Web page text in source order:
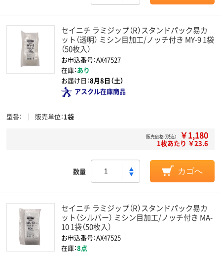
セイニチ ラミジップ（R）スタンドパック易カ
ット（透明） ミシン目加工/ノッチ付き MY-9 1袋
（50枚入）
お申込番号：AX47527
在庫：あり
お届け日：8月8日（土）
アスクル在庫商品
型番 販売単位 1袋
販売価格（税込） ￥1,180
1枚あたり ￥23.6
数量 カゴへ
セイニチ ラミジップ（R）スタンドパック易カ
ット（シルバー） ミシン目加工/ノッチ付き MA-
10 1袋（50枚入）
お申込番号：AX47525
在庫：8点